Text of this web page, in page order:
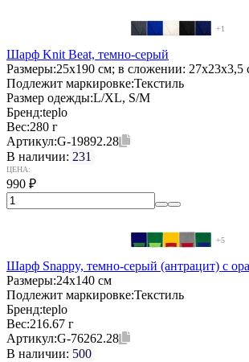
+1
Шарф Knit Beat, темно-серый
Размеры:25x190 см; в сложении: 27x23x3,5
Подлежит маркировке:Текстиль
Размер одежды:L/XL, S/M
Бренд:teplo
Вес:280 г
Артикул:G-19892.28
В наличии: 231
ЦЕНА:
990 ₽
+5
Шарф Snappy, темно-серый (антрацит) с
Размеры:24х140 см
Подлежит маркировке:Текстиль
Бренд:teplo
Вес:216.67 г
Артикул:G-76262.28
В наличии: 500